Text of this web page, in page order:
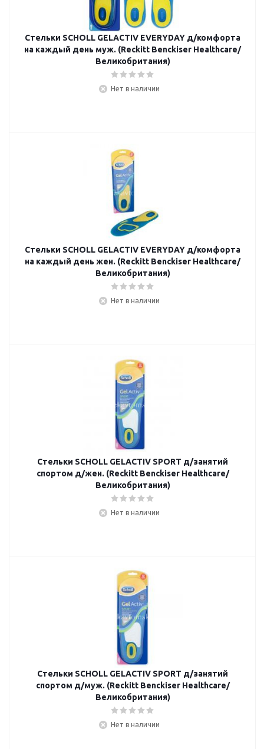
Стельки SCHOLL GELACTIV EVERYDAY д/комфорта
на каждый день муж. (Reckitt Benckiser Healthcare/
Великобритания)
Нет в наличии
Стельки SCHOLL GELACTIV EVERYDAY д/комфорта
на каждый день жен. (Reckitt Benckiser Healthcare/
Великобритания)
Нет в наличии
Стельки SCHOLL GELACTIV SPORT д/занятий
спортом д/жен. (Reckitt Benckiser Healthcare/
Великобритания)
Нет в наличии
Стельки SCHOLL GELACTIV SPORT д/занятий
спортом д/муж. (Reckitt Benckiser Healthcare/
Великобритания)
Нет в наличии